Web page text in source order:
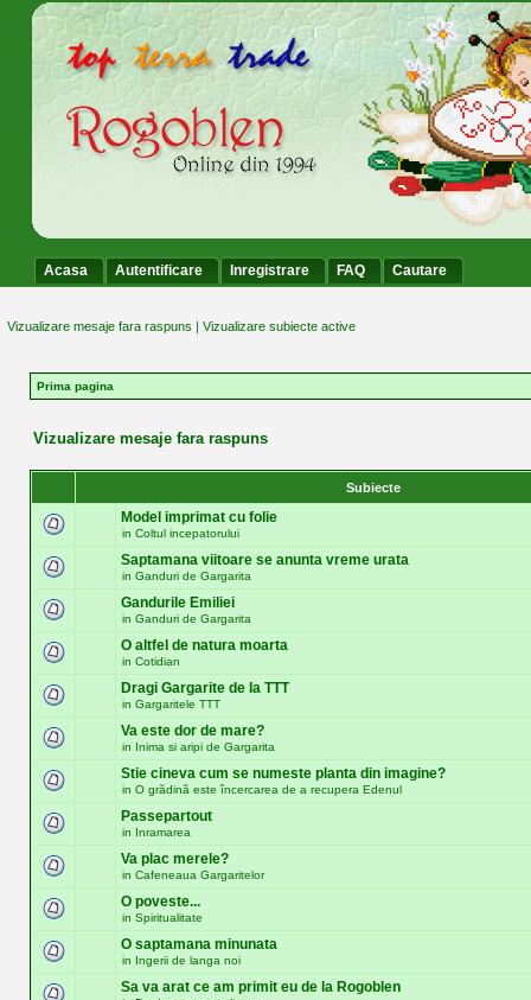
Acasa Autentificare Inregistrare FAQ Cautare
Vizualizare mesaje fara raspuns | Vizualizare subiecte active
Prima pagina
Vizualizare mesaje fara raspuns
Subiecte
Model imprimat cu folie
in Coltul incepatorului
Saptamana viitoare se anunta vreme urata
in Ganduri de Gargarita
Gandurile Emiliei
in Ganduri de Gargarita
O altfel de natura moarta
in Cotidian
Dragi Gargarite de la TTT
in Gargaritele TTT
Va este dor de mare?
in Inima si aripi de Gargarita
Stie cineva cum se numeste planta din imagine?
in O grădină este încercarea de a recupera Edenul
Passepartout
in Inramarea
Va plac merele?
in Cafeneaua Gargaritelor
O poveste...
in Spiritualitate
O saptamana minunata
in Ingerii de langa noi
Sa va arat ce am primit eu de la Rogoblen